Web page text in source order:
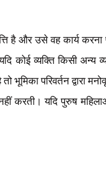
है और उसे वह कार्य
कोई व्यक्ति किसी अन्य
भूमिका परिवर्तन द्वारा
करती। यदि पुरुष